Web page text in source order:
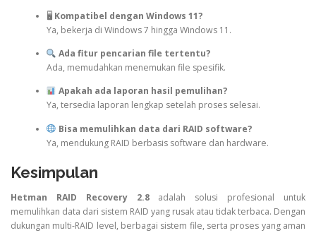
🖥 Kompatibel dengan Windows 11?
Ya, bekerja di Windows 7 hingga Windows 11.
Ada fitur pencarian file tertentu?
Ada, memudahkan menemukan file spesifik.
Apakah ada laporan hasil pemulihan?
Ya, tersedia laporan lengkap setelah proses selesai.
Bisa memulihkan data dari RAID software?
Ya, mendukung RAID berbasis software dan hardware.
Kesimpulan
Hetman RAID Recovery 2.8adalah solusi profesional untuk
memulihkan data dari sistem RAID yang rusak atau tidak terbaca. Dengan
dukungan multi-RAID level, berbagai sistem file, serta proses yang aman